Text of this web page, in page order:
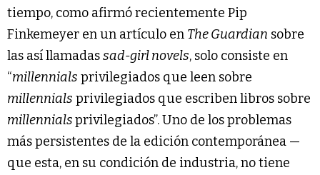
tiempo, como afirmó recientemente Pip
Finkemeyer en un artículo en The Guardian sobre
las así llamadassad-girl novels, solo consiste en
“millennials privilegiados que leen sobre
millennials privilegiados que escriben libros sobre
millennialsprivilegiados”. Uno de los problemas
más persistentes de la edición contemporánea —
que esta, en su condición de industria, no tiene